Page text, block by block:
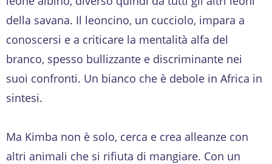
della savana. Il leoncino, un cucciolo, impara a
conoscersi e a criticare la mentalità alfa del
branco, spesso bullizzante e discriminante nei
suoi confronti. Un bianco che è debole in Africa in
sintesi.
Ma Kimba non è solo, cerca e crea alleanze con
altri animali che si rifiuta di mangiare. Con un